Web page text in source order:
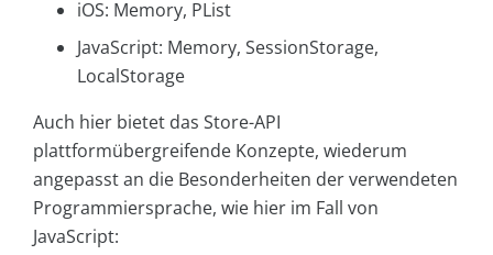
iOS: Memory, PList
JavaScript: Memory, SessionStorage,
LocalStorage
Auch hier bietet das Store-API
plattformübergreifende Konzepte, wiederum
angepasst an die Besonderheiten der verwendeten
Programmiersprache, wie hier im Fall von
JavaScript: